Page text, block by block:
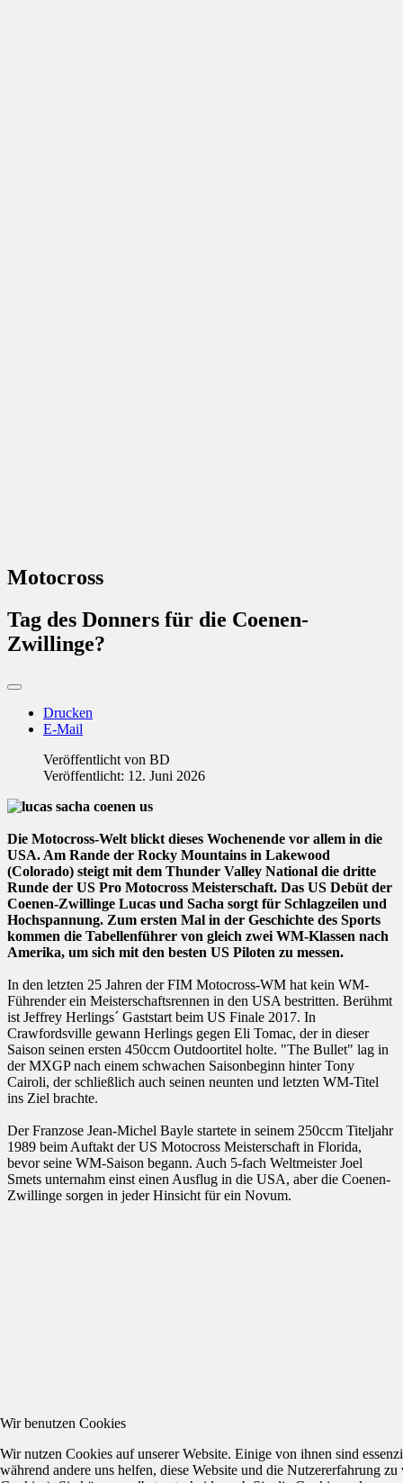
Motocross
Tag des Donners für die Coenen-
Zwillinge?
Drucken
E-Mail
Veröffentlicht von BD
Veröffentlicht: 12. Juni 2026
Die Motocross-Welt blickt dieses Wochenende vor allem in die
USA. Am Rande der Rocky Mountains in Lakewood
(Colorado) steigt mit dem Thunder Valley National die dritte
Runde der US Pro Motocross Meisterschaft. Das US Debüt der
Coenen-Zwillinge Lucas und Sacha sorgt für Schlagzeilen und
Hochspannung. Zum ersten Mal in der Geschichte des Sports
kommen die Tabellenführer von gleich zwei WM-Klassen nach
Amerika, um sich mit den besten US Piloten zu messen.
In den letzten 25 Jahren der FIM Motocross-WM hat kein WM-
Führender ein Meisterschaftsrennen in den USA bestritten. Berühmt
ist Jeffrey Herlings´ Gaststart beim US Finale 2017. In
Crawfordsville gewann Herlings gegen Eli Tomac, der in dieser
Saison seinen ersten 450ccm Outdoortitel holte. "The Bullet" lag in
der MXGP nach einem schwachen Saisonbeginn hinter Tony
Cairoli, der schließlich auch seinen neunten und letzten WM-Titel
ins Ziel brachte.
Der Franzose Jean-Michel Bayle startete in seinem 250ccm Titeljahr
1989 beim Auftakt der US Motocross Meisterschaft in Florida,
bevor seine WM-Saison begann. Auch 5-fach Weltmeister Joel
Smets unternahm einst einen Ausflug in die USA, aber die Coenen-
Zwillinge sorgen in jeder Hinsicht für ein Novum.
Wir benutzen Cookies
Wir nutzen Cookies auf unserer Website. Einige von ihnen sind
während andere uns helfen, diese Website und die Nutzererfahrung zu